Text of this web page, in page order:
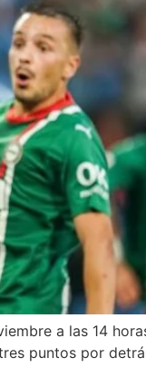
a las 14
puntos por